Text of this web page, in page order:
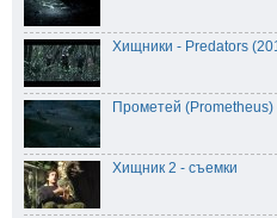
Хищники - Predators
Прометей (Prometheus)
Хищник 2 - съемки